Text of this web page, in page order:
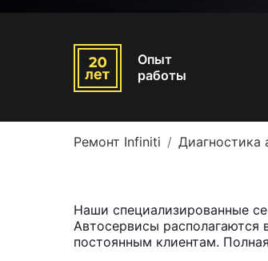
Опыт
работы
Ремонт Infiniti Диагностика
Наши специализированные
Автосервисы
постоянным клиентам.